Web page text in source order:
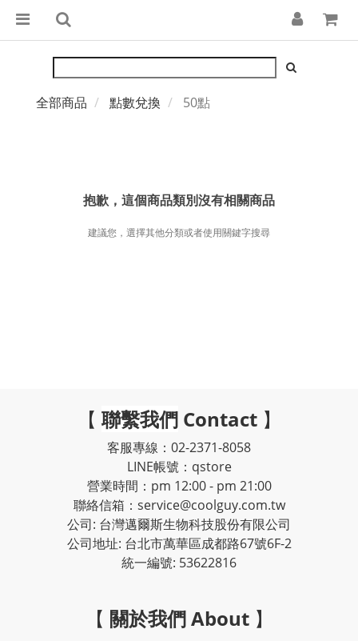
全部商品 點數兌換 50點
抱歉，這個商品類別沒有相關商品
建議您，選擇其他分類或者使用關鍵字搜尋
【 聯繫我們 Contact 】
客服專線：02-2371-8058
LINE帳號：qstore
營業時間：pm 12:00 - pm 21:00
聯絡信箱：service@coolguy.com.tw
公司: 台灣邁爾斯生物科技股份有限公司
公司地址: 台北市萬華區成都路67號6F-2
統一編號: 53622816
【 關於我們 About 】